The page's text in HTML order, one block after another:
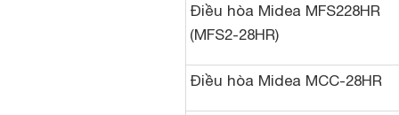
Điều hòa Midea MFS228HR
(MFS2-28HR)
Điều hòa Midea MCC-28HR